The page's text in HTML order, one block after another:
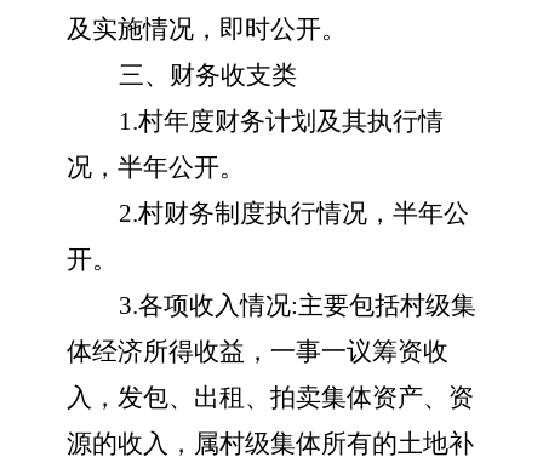
及实施情况，即时公开。
三、财务收支类
1.村年度财务计划及其执行情
况，半年公开。
2.村财务制度执行情况，半年公
开。
3.各项收入情况:主要包括村级集
体经济所得收益，一事一议筹资收
入，发包、出租、拍卖集体资产、资
源的收入，属村级集体所有的土地补